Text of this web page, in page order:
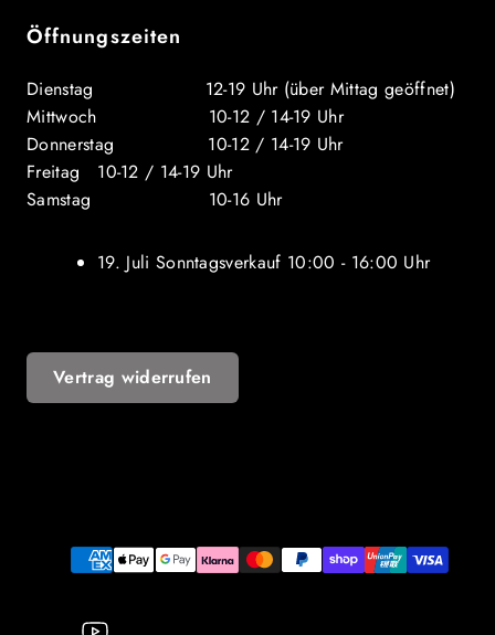
Öffnungszeiten
Dienstag 12-19 Uhr (über Mittag geöffnet)
Mittwoch 10-12 / 14-19 Uhr
Donnerstag 10-12 / 14-19 Uhr
Freitag 10-12 / 14-19 Uhr
Samstag 10-16 Uhr
19. Juli Sonntagsverkauf 10:00 - 16:00 Uhr
Vertrag widerrufen
Zahlungsarten
YouTube